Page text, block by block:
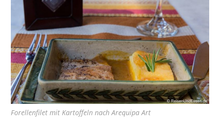
Forellenfilet mit Kartoffeln nach Arequipa Art